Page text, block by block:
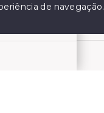
de navegação.